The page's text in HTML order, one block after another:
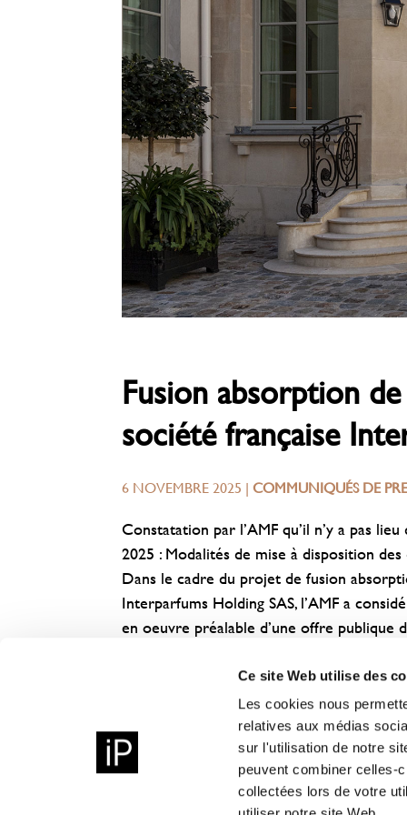
Ce site Web utilise des
Les cookies nous
relatives aux médias
sur l'utilisation de notre
peuvent combiner celles-
collectées lors de votre
Fusion absorption
société française
6 NOVEMBRE 2025 |COMMUNIQUÉS DE
Constatation par l’AMF qu’il n’y a pas
2025 : Modalités de mise à disposition
Dans le cadre du projet de fusion
Interparfums Holding SAS, l’AMF a
en oeuvre préalable d’une offre publique
Cette décision ( avis AMF n° 225C1885
Accédez au communiqué de presse